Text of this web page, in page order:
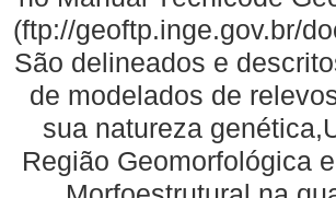
(ftp://geoftp.inge.gov.br/
São delineados e
de modelados de
sua natureza
Região Geomorfológica